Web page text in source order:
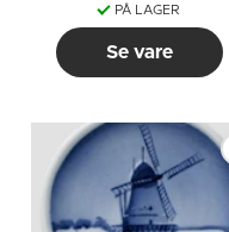
PÅ LAGER
Se vare